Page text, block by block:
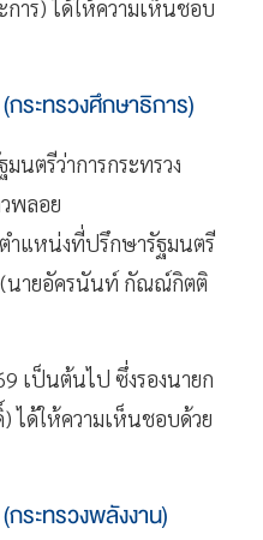
าร) ได้ให้ความเห็นชอบ
กระทรวงศึกษาธิการ)
ตรีว่าการกระทรวง
พลอย
ำแหน่งที่ปรึกษารัฐมนตรี
(นายอัครนันท์ กัณณ์กิตติ
เป็นต้นไป ซึ่งรองนายก
ได้ให้ความเห็นชอบด้วย
กระทรวงพลังงาน)